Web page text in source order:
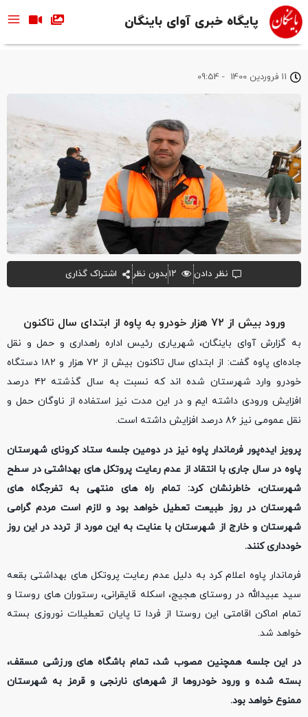
پایگاه خبری آوای باینگان
ورود بیش از ۷۲ هزار خودرو به پاوه از ابتدای سال تاکنون
11 فروردین 1400 -
09:54
نظر دادن ۱۲بدون نظر اشتراک گذاری
به گزارش آوای باینگان، شهریاری رئیس اداره راهداری و حمل و نقل
جاده‌ای پاوه گفت: از ابتدای سال تاکنون بیش از ۷۲ هزار و ۱۸۲ دستگاه
خودرو وارد شهرستان شده‌ اند که نسبت به سال گذشته ۴۲ درصد
افزایش ورودی داشته‌ ایم و در این مدت نیز استفاده از ناوگان حمل و
نقل عمومی نیز ۸۶ درصد افزایش داشته است.
پرویز ایده‌پور فرماندار پاوه نیز در دومین جلسه ستاد کرونای شهرستان
پاوه در سال ‌جاری با انتقاد از عدم رعایت پروتکل ‌های بهداشتی در سطح
شهرستان، خاطرنشان کرد: تمام راه ‌های منتهی به تفرجگاه‌ های
شهرستان در روز طبیعت تعطیل خواهد بود و لازم است مردم گرامی
شهرستان و خارج از شهرستان با عنایت به این مورد از تردد در این روز
خودداری کنند.
فرماندار پاوه اعلام کرد به دلیل عدم رعایت پروتکل ‌های بهداشتی بقعه
سید عبیدالله در روستای هجیج، اسکله قایقرانی، رستوران ‌های روستا و
تمام اماکن اقامتی این روستا از فردا تا پایان تعطیلات نوروزی بسته
خواهد شد.
در این جلسه همچنین مصوب شد، تمام باشگاه ‌های ورزشی مسقف،
بسته شده و ورود خودروها از شهرهای نارنجی و قرمز به شهرستان
ممنوع خواهد بود.